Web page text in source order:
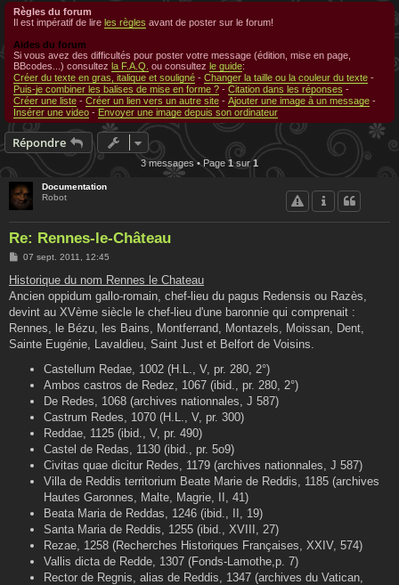
Règles du forum
Il est impératif de lire les règles avant de poster sur le forum!
Aides du forum
Si vous avez des difficultés pour poster votre message (édition, mise en page,
BBcodes...) consultez la F.A.Q. ou consultez le guide:
Créer du texte en gras, italique et souligné - Changer la taille ou la couleur du texte -
Puis-je combiner les balises de mise en forme ? - Citation dans les réponses -
Créer une liste - Créer un lien vers un autre site - Ajouter une image à un message -
Insérer une video - Envoyer une image depuis son ordinateur
Répondre
3 messages • Page1sur1
Documentation
Robot
Re: Rennes-le-Château
M
s
s
a
g
07 sept. 2011, 12:45
Historique du nom Rennes le Chateau
Ancien oppidum gallo-romain, chef-lieu du pagus Redensis ou Razès,
devint au XVème siècle le chef-lieu d'une baronnie qui comprenait :
Rennes, le Bézu, les Bains, Montferrand, Montazels, Moissan, Dent,
Sainte Eugénie, Lavaldieu, Saint Just et Belfort de Voisins.
Castellum Redae, 1002 (H.L., V, pr. 280, 2°)
Ambos castros de Redez, 1067 (ibid., pr. 280, 2°)
De Redes, 1068 (archives nationnales, J 587)
Castrum Redes, 1070 (H.L., V, pr. 300)
Reddae, 1125 (ibid., V, pr. 490)
Castel de Redas, 1130 (ibid., pr. 5o9)
Civitas quae dicitur Redes, 1179 (archives nationnales, J 587)
Villa de Reddis territorium Beate Marie de Reddis, 1185 (archives
Hautes Garonnes, Malte, Magrie, II, 41)
Beata Maria de Reddas, 1246 (ibid., II, 19)
Santa Maria de Reddis, 1255 (ibid., XVIII, 27)
Rezae, 1258 (Recherches Historiques Françaises, XXIV, 574)
Vallis dicta de Redde, 1307 (Fonds-Lamothe,p. 7)
Rector de Regnis, alias de Reddis, 1347 (archives du Vatican,